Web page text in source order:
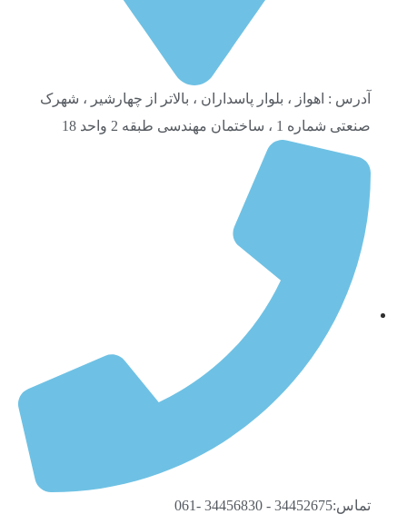
آدرس : اهواز ، بلوار پاسداران ، بالاتر از چهارشیر ، شهرک
صنعتی شماره 1 ، ساختمان مهندسی طبقه 2 واحد 18
تماس:34452675 - 34456830 -061